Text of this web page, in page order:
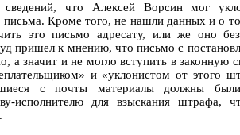
что Алексей Ворсин мог
письма. Кроме того, не нашли данных и о
это письмо адресату, или же оно
пришел к мнению, что письмо с
а значит и не могло вступить в законную
и «уклонистом от этого
с почты материалы должны
исполнителю для взыскания штрафа,